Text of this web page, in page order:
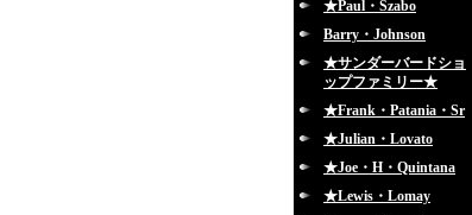
★Paul・Szabo
Barry・Johnson
★サンダーバードショ
ップファミリー★
★Frank・Patania・Sr
★Julian・Lovato
★Joe・H・Quintana
★Lewis・Lomay